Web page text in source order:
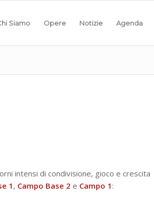
Siamo Opere Notizie Agenda
intensi di condivisione, gioco e crescita
1, Campo Base 2 e Campo 1 :